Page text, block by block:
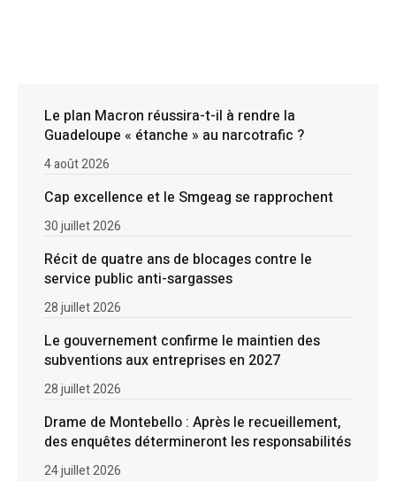
Le plan Macron réussira-t-il à rendre la
Guadeloupe « étanche » au narcotrafic ?
4 août 2026
Cap excellence et le Smgeag se rapprochent
30 juillet 2026
Récit de quatre ans de blocages contre le
service public anti-sargasses
28 juillet 2026
Le gouvernement confirme le maintien des
subventions aux entreprises en 2027
28 juillet 2026
Drame de Montebello : Après le recueillement,
des enquêtes détermineront les responsabilités
24 juillet 2026